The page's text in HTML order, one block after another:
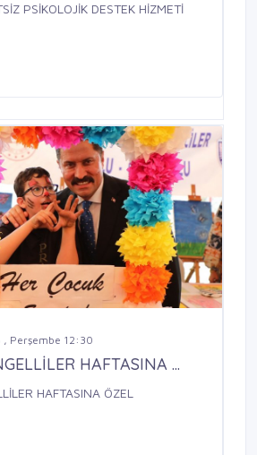
PSİKOLOJİK DESTEK HİZMETİ
, Perşembe 12:30
HAFTASINA ...
HAFTASINA ÖZEL